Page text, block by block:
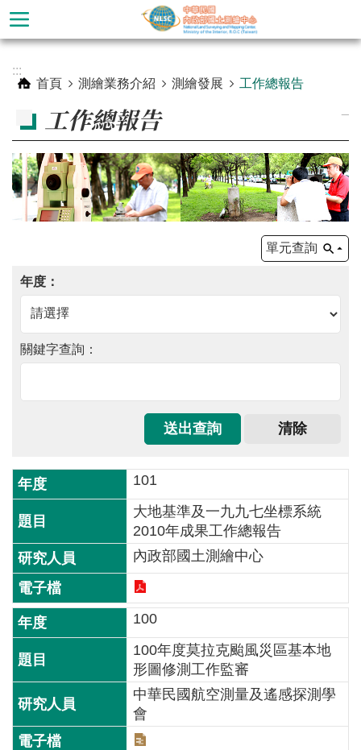
跳到主要內容區塊
階
訊
中
心
測
繪
業
務
介
紹
測
繪
識
便
:::
首頁
測繪業務介紹 測繪發展 工作總報告
工作總報告
單元查詢
關鍵字查詢：
101
大地基準及一九九七坐標系統
2010年成果工作總報告
內政部國土測繪中心
100
100年度莫拉克颱風災區基本地
形圖修測工作監審
中華民國航空測量及遙感探測學
會